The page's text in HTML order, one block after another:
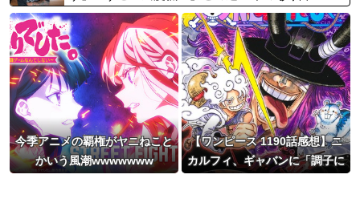
berの動画が話題
今季アニメの覇権がヤニねこと
かいう風潮wwwwwww
【ワンピース 1190話感想】ニ
カルフィ、ギャバンに「調子に